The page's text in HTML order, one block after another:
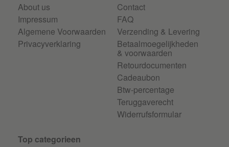
About us
Impressum
Algemene Voorwaarden
Privacyverklaring
Contact
FAQ
Verzending & Levering
Betaalmoegelijkheden
& voorwaarden
Retourdocumenten
Cadeaubon
Btw-percentage
Teruggaverecht
Widerrufsformular
Top categorieen